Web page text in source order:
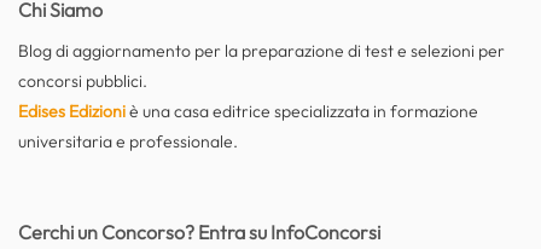
Chi Siamo
Blog di aggiornamento per la preparazione di test e selezioni per
concorsi pubblici.
Edises Edizioniè una casa editrice specializzata in formazione
universitaria e professionale.
Cerchi un Concorso? Entra su InfoConcorsi